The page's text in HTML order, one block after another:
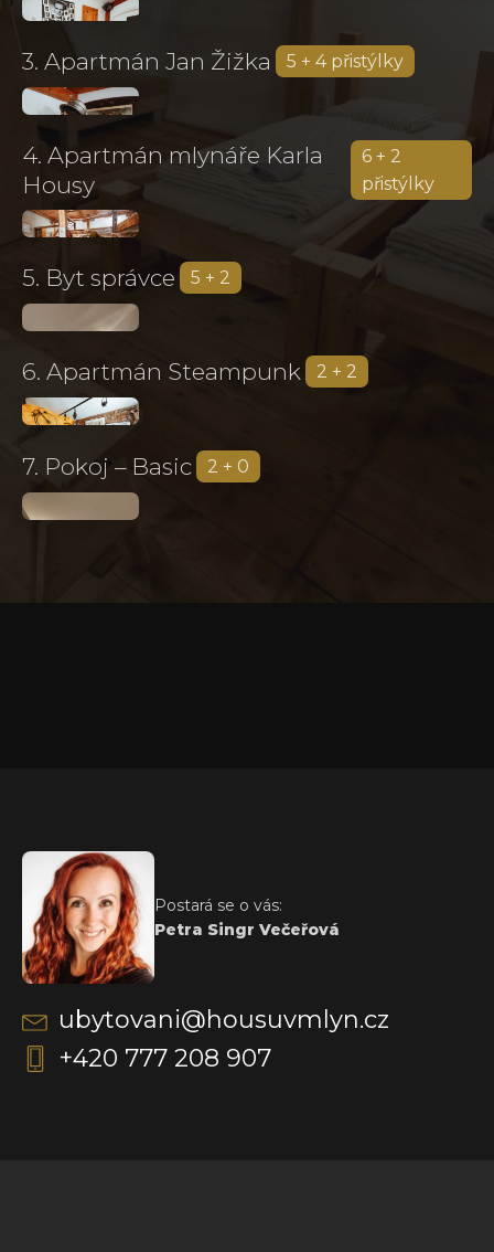
3. Apartmán Jan Žižka 5 + 4 přistýlky
4. Apartmán mlynáře Karla
Housy
6 + 2
přistýlky
5. Byt správce 5 + 2
6. Apartmán Steampunk 2 + 2
7. Pokoj – Basic 2 + 0
Postará se o vás:
Petra Singr Večeřová
ubytovani@housuvmlyn.cz
+420 777 208 907